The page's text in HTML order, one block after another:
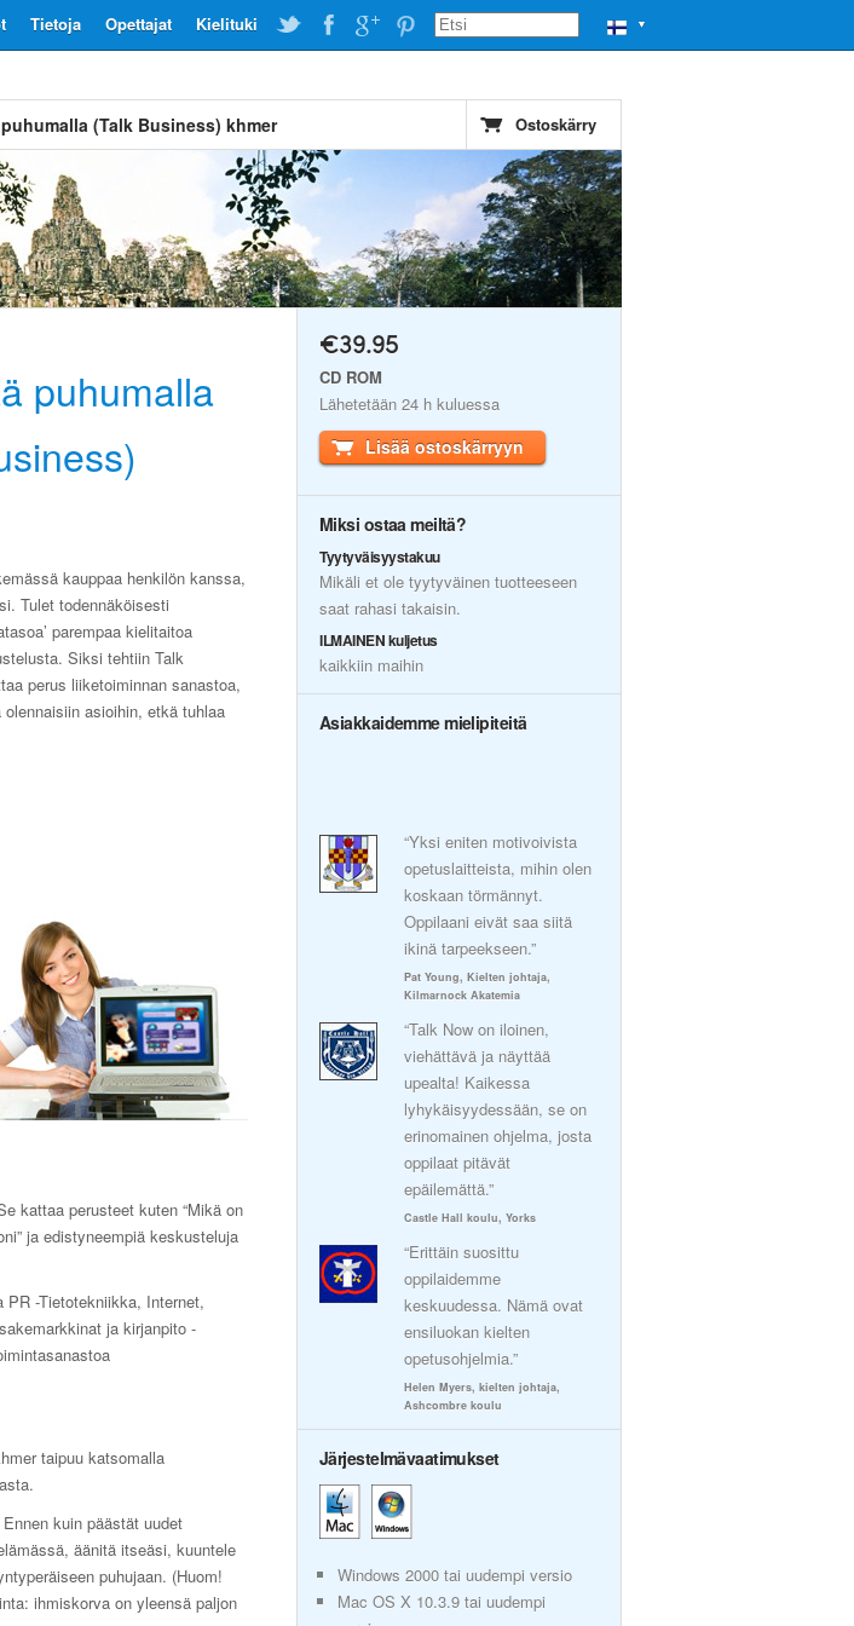
▼
Kielituki
Opettajat
Tietoja
(Talk Business) khmer Ostoskärry
puhumalla
kauppaa henkilön kanssa,
Tulet todennäköisesti
parempaa kielitaitoa
Siksi tehtiin Talk
perus liiketoiminnan sanastoa,
asioihin, etkä tuhlaa
kattaa perusteet kuten “Mikä on
ja edistyneempiä keskusteluja
-Tietotekniikka, Internet,
ja kirjanpito -
taipuu katsomalla
kuin päästät uudet
äänitä itseäsi, kuuntele
puhujaan. (Huom!
ihmiskorva on yleensä paljon
€39.95
CD ROM
Lähetetään 24 h kuluessa
Lisää ostoskärryyn
Miksi ostaa meiltä?
Tyytyväisyystakuu
Mikäli et ole tyytyväinen tuotteeseen
saat rahasi takaisin.
ILMAINEN kuljetus
kaikkiin maihin
Asiakkaidemme mielipiteitä
“Yksi eniten motivoivista
opetuslaitteista, mihin olen
koskaan törmännyt.
Oppilaani eivät saa siitä
ikinä tarpeekseen.”
Pat Young, Kielten johtaja,
Kilmarnock Akatemia
“Talk Now on iloinen,
viehättävä ja näyttää
upealta! Kaikessa
lyhykäisyydessään, se on
erinomainen ohjelma, josta
oppilaat pitävät
epäilemättä.”
Castle Hall koulu, Yorks
“Erittäin suosittu
oppilaidemme
keskuudessa. Nämä ovat
ensiluokan kielten
opetusohjelmia.”
Helen Myers, kielten johtaja,
Ashcombre koulu
Järjestelmävaatimukset
Windows 2000 tai uudempi versio
Mac OS X 10.3.9 tai uudempi